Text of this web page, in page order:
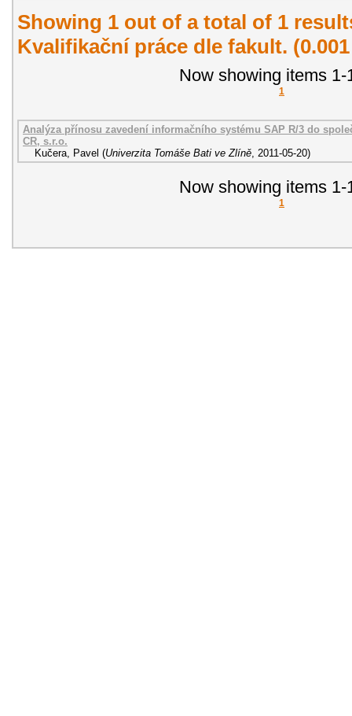
Showing 1 out of a total of 1
Kvalifikační práce dle fakult.
Now showing items 1-
1
Analýza přínosu zavedení informačního systému SAP R/3 do
CR, s.r.o.
Kučera, Pavel (Univerzita Tomáše Bati ve Zlíně 2011-05-20)
Now showing items 1-
1